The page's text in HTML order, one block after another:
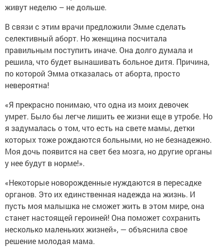
живут неделю – не дольше.
В связи с этим врачи предложили Эмме сделать
селективный аборт. Но женщина посчитала
правильным поступить иначе. Она долго думала и
решила, что будет вынашивать больное дитя. Причина,
по которой Эмма отказалась от аборта, просто
невероятна!
«Я прекрасно понимаю, что одна из моих девочек
умрет. Было бы легче лишить ее жизни еще в утробе. Но
я задумалась о том, что есть на свете мамы, детки
которых тоже рождаются больными, но не безнадежно.
Моя дочь появится на свет без мозга, но другие органы
у нее будут в норме!».
«Некоторые новорожденные нуждаются в пересадке
органов. Это их единственная надежда на жизнь. И
пусть моя малышка не сможет жить в этом мире, она
станет настоящей героиней! Она поможет сохранить
несколько маленьких жизней», — объяснила свое
решение молодая мама.